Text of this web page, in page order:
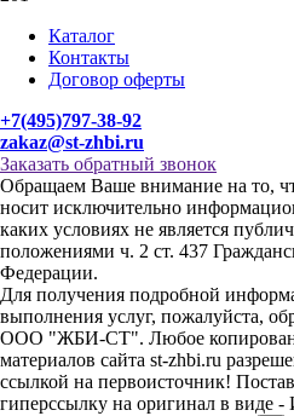
Каталог
Контакты
Договор оферты
+7(495)797-38-92
zakaz@st-zhbi.ru
Заказать обратный звонок
Обращаем Ваше внимание на то,
носит исключительно
каких условиях не является
положениями ч. 2 ст. 437
Федерации.
Для получения подробной
выполнения услуг, пожалуйста,
ООО "ЖБИ-СТ". Любое
материалов сайта st-zhbi.ru
ссылкой на первоисточник!
гиперссылку на оригинал в виде -